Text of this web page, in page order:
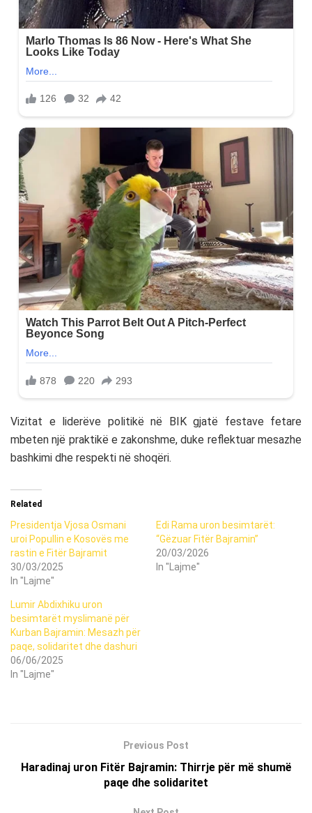
Vizitat e liderëve politikë në BIK gjatë festave fetare
mbeten një praktikë e zakonshme, duke reflektuar mesazhe
bashkimi dhe respekti në shoqëri.
Related
Presidentja Vjosa Osmani
uroi Popullin e Kosovës me
rastin e Fitër Bajramit
30/03/2025
In "Lajme"
Edi Rama uron besimtarët:
“Gëzuar Fitër Bajramin”
20/03/2026
In "Lajme"
Lumir Abdixhiku uron
besimtarët myslimanë për
Kurban Bajramin: Mesazh për
paqe, solidaritet dhe dashuri
06/06/2025
In "Lajme"
Previous Post
Haradinaj uron Fitër Bajramin: Thirrje për më shumë
paqe dhe solidaritet